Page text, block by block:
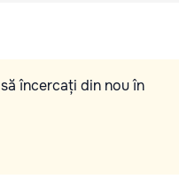
încercați din nou în